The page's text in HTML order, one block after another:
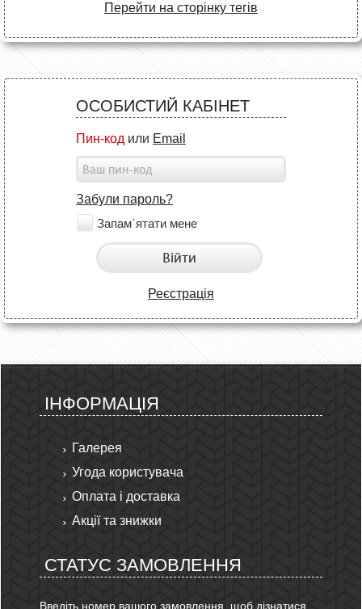
Перейти на сторінку тегів
ОСОБИСТИЙ КАБІНЕТ
Пин-код или Email
Забули пароль?
Запам`ятати мене
Війти
Реєстрація
ІНФОРМАЦІЯ
Галерея
Угода користувача
Оплата і доставка
Акції та знижки
СТАТУС ЗАМОВЛЕННЯ
Введіть номер вашого замовлення, щоб дізнатися